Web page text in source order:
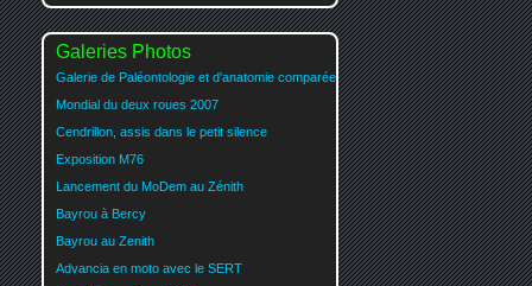
Galeries Photos
Galerie de Paléontologie et d'anatomie comparée
Mondial du deux roues 2007
Cendrillon, assis dans le petit silence
Exposition M76
Lancement du MoDem au Zénith
Bayrou à Bercy
Bayrou au Zenith
Advancia en moto avec le SERT